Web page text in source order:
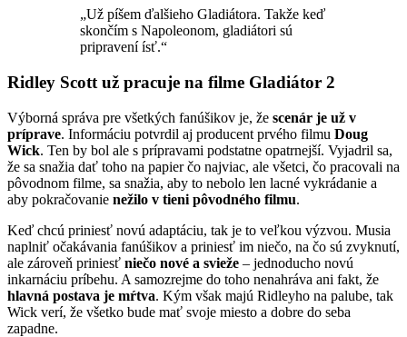
„Už píšem ďalšieho Gladiátora. Takže keď
skončím s Napoleonom, gladiátori sú
pripravení ísť.“
Ridley Scott už pracuje na filme Gladiátor 2
Výborná správa pre všetkých fanúšikov je, že scenár je už v
príprave. Informáciu potvrdil aj producent prvého filmu Doug
Wick. Ten by bol ale s prípravami podstatne opatrnejší. Vyjadril sa,
že sa snažia dať toho na papier čo najviac, ale všetci, čo pracovali na
pôvodnom filme, sa snažia, aby to nebolo len lacné vykrádanie a
aby pokračovanie nežilo v tieni pôvodného filmu.
Keď chcú priniesť novú adaptáciu, tak je to veľkou výzvou. Musia
naplniť očakávania fanúšikov a priniesť im niečo, na čo sú zvyknutí,
ale zároveň priniesť niečo nové a svieže – jednoducho novú
inkarnáciu príbehu. A samozrejme do toho nenahráva ani fakt, že
hlavná postava je mŕtva. Kým však majú Ridleyho na palube, tak
Wick verí, že všetko bude mať svoje miesto a dobre do seba
zapadne.